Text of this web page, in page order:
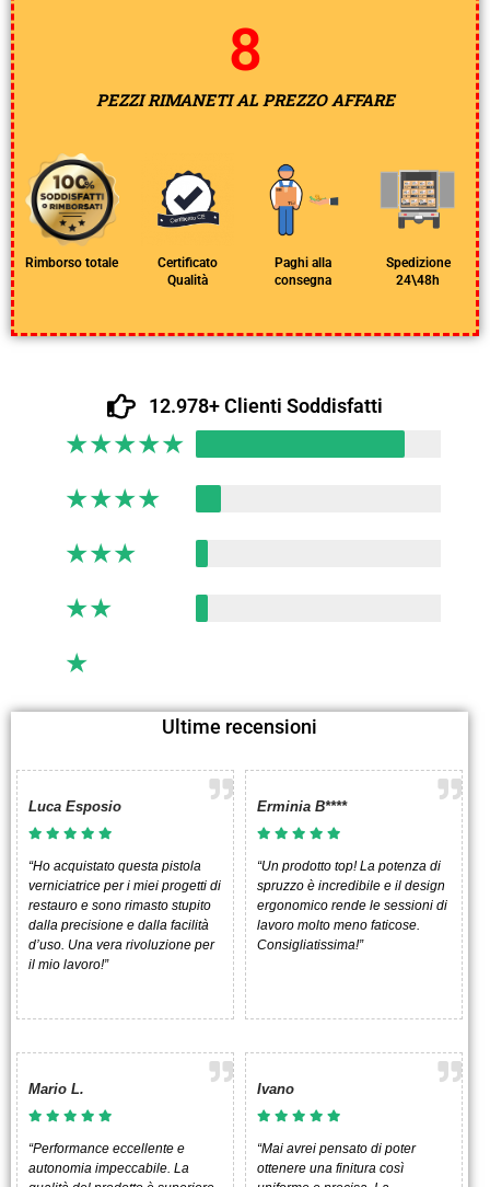
PEZZI RIMANETI AL PREZZO AFFARE
7
Rimborso totale
Certificato
Qualità
Paghi alla
consegna
Spedizione
24\48h
12.978+ Clienti Soddisfatti
★★★★★
★★★★
★★★
★★
★
Ultime recensioni
Luca Esposio
“Ho acquistato questa pistola
verniciatrice per i miei progetti di
restauro e sono rimasto stupito
dalla precisione e dalla facilità
d’uso. Una vera rivoluzione per
il mio lavoro!”
Mario L.
“Performance eccellente e
autonomia impeccabile. La
Erminia B****
“Un prodotto top! La potenza di
spruzzo è incredibile e il design
ergonomico rende le sessioni di
lavoro molto meno faticose.
Consigliatissima!”
Ivano
“Mai avrei pensato di poter
ottenere una finitura così